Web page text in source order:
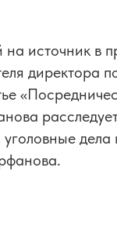
источник в
директора
уголовные